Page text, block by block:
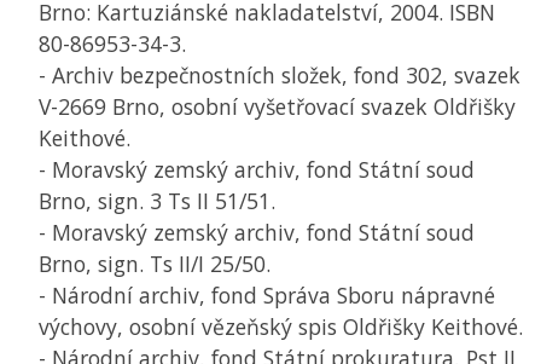
Brno: Kartuziánské nakladatelství, 2004. ISBN
80-86953-34-3.
- Archiv bezpečnostních složek, fond 302, svazek
V-2669 Brno, osobní vyšetřovací svazek Oldřišky
Keithové.
- Moravský zemský archiv, fond Státní soud
Brno, sign. 3 Ts II 51/51.
- Moravský zemský archiv, fond Státní soud
Brno, sign. Ts II/I 25/50.
- Národní archiv, fond Správa Sboru nápravné
výchovy, osobní vězeňský spis Oldřišky Keithové.